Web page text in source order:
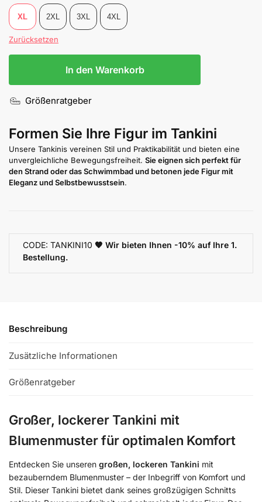
XL 2XL 3XL 4XL
Zurücksetzen
In den Warenkorb
Größenratgeber
Formen Sie Ihre Figur im Tankini
Unsere Tankinis vereinen Stil und Praktikabilität und bieten eine
unvergleichliche Bewegungsfreiheit. Sie eignen sich perfekt für
den Strand oder das Schwimmbad und betonen jede Figur mit
Eleganz und Selbstbewusstsein.
CODE: TANKINI10 🧡 Wir bieten Ihnen -10% auf Ihre 1.
Bestellung.
Beschreibung
Zusätzliche Informationen
Größenratgeber
Großer, lockerer Tankini mit
Blumenmuster für optimalen Komfort
Entdecken Sie unseren großen, lockeren Tankini mit
bezauberndem Blumenmuster – der Inbegriff von Komfort und
Stil. Dieser Tankini bietet dank seines großzügigen Schnitts